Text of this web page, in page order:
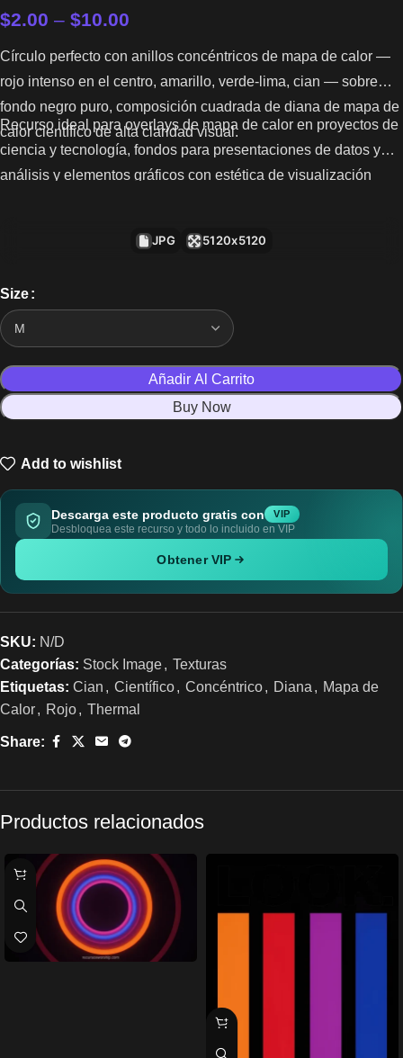
$2.00 – $10.00
Círculo perfecto con anillos concéntricos de mapa de calor —
rojo intenso en el centro, amarillo, verde-lima, cian — sobre
fondo negro puro, composición cuadrada de diana de mapa de
calor científico de alta claridad visual.
Recurso ideal para overlays de mapa de calor en proyectos de
ciencia y tecnología, fondos para presentaciones de datos y
análisis y elementos gráficos con estética de visualización
JPG 5120x5120
Size
Añadir Al Carrito
Buy Now
Add to wishlist
Descarga este producto gratis con VIP
Desbloquea este recurso y todo lo incluido en VIP
Obtener VIP
SKU: N/D
Categorías: Stock Image, Texturas
Etiquetas: Cian , Científico, Concéntrico, Diana , Mapa de
Calor, Rojo, Thermal
Share:
Productos relacionados